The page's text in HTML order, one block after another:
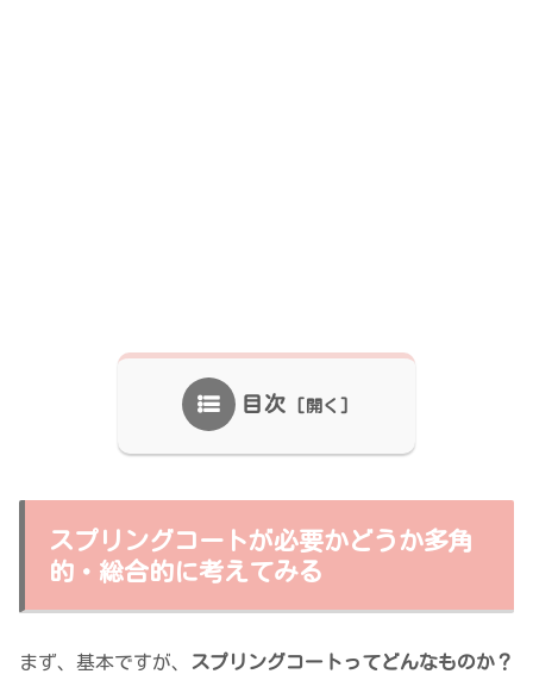
目次
スプリングコートが必要かどうか多角
的・総合的に考えてみる
まず、基本ですが、
スプリングコートってどんなものか？